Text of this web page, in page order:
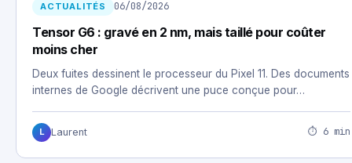
ACTUALITÉS 06/08/2026
Tensor G6 : gravé en 2 nm, mais taillé pour coûter
moins cher
Deux fuites dessinent le processeur du Pixel 11. Des documents
internes de Google décrivent une puce conçue pour…
L Laurent ⏱ 6 min